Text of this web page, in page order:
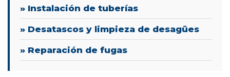
» Instalación de tuberías
» Desatascos y limpieza de desagües
» Reparación de fugas